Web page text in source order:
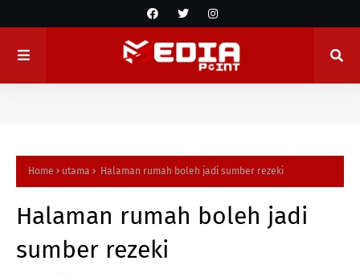
Home utama Halaman rumah boleh jadi sumber rezeki
Halaman rumah boleh jadi
sumber rezeki